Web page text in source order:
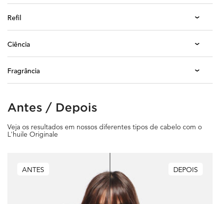
Refil
Ciência
Fragrância
Antes / Depois
Antes / Depois
Veja os resultados em nossos diferentes tipos de cabelo com o
L'huile Originale
DEPOIS
ANTES